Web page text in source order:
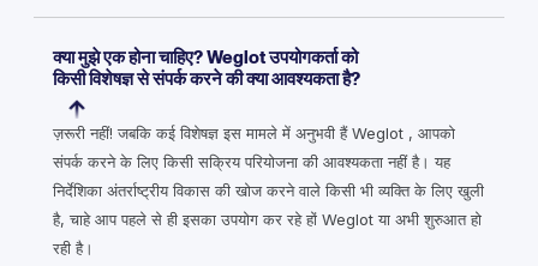
क्या मुझे एक होना चाहिए? Weglot उपयोगकर्ता को
किसी विशेषज्ञ से संपर्क करने की क्या आवश्यकता है?
ज़रूरी नहीं! जबकि कई विशेषज्ञ इस मामले में अनुभवी हैं Weglot , आपको
संपर्क करने के लिए किसी सक्रिय परियोजना की आवश्यकता नहीं है। यह
निर्देशिका अंतर्राष्ट्रीय विकास की खोज करने वाले किसी भी व्यक्ति के लिए खुली
है, चाहे आप पहले से ही इसका उपयोग कर रहे हों Weglot या अभी शुरुआत हो
रही है।